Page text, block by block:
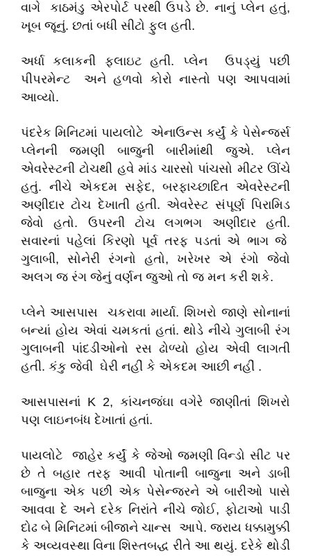
વાગે કાઠમંડુ એરપોર્ટ પરથી ઉપડે છે. નાનું પ્લેન હતું,
ખૂબ જૂનું. છતાં બધી સીટો ફુલ હતી.
અર્ધા કલાકની ફ્લાઇટ હતી. પ્લેન ઉપડ્યું પછી
પીપરમેન્ટ અને હળવો કોરો નાસ્તો પણ આપવામાં
આવ્યો.
પંદરેક મિનિટમાં પાયલોટે એનાઉન્સ કર્યું કે પેસેન્જર્સ
પ્લેનની જમણી બાજુની બારીમાંથી જુએ. પ્લેન
એવરેસ્ટની ટોચથી હવે માંડ ચારસો પાંચસો મીટર ઊંચે
હતું. નીચે એકદમ સફેદ, બરફાચ્છાદિત એવરેસ્ટની
અણીદાર ટોચ દેખાતી હતી. એવરેસ્ટ સંપૂર્ણ પિરામિડ
જેવો હતો. ઉપરની ટોચ લગભગ અણીદાર હતી.
સવારનાં પહેલાં કિરણો પૂર્વ તરફ પડતાં એ ભાગ જે
ગુલાબી, સોનેરી રંગનો હતો, ખરેખર એ રંગો જેવો
અલગ જ રંગ જેનું વર્ણન જુઓ તો જ મન કરી શકે.
પ્લેને આસપાસ ચકરાવા માર્યા. શિખરો જાણે સોનાનાં
બન્યાં હોય એવાં ચમકતાં હતાં. થોડે નીચે ગુલાબી રંગ
ગુલાબની પાંદડીઓનો રસ ઢોળ્યો હોય એવી લાગતી
હતી. કંકુ જેવી ઘેરી નહીં કે એકદમ આછી નહીં .
આસપાસનાં K 2, કાંચનજંઘા વગેરે જાણીતાં શિખરો
પણ લાઇનબંધ દેખાતાં હતાં.
પાયલોટે જાહેર કર્યું કે જેઓ જમણી વિન્ડો સીટ પર
છે તે બહાર તરફ આવી પોતાની બાજુના અને ડાબી
બાજુના એક પછી એક પેસેન્જરને એ બારીઓ પાસે
આવવા દે અને દરેક નિરાંતે નીચે જોઈ, ફોટાઓ પાડી
દોઢ બે મિનિટમાં બીજાને ચાન્સ આપે. જરાય ધક્કામુક્કી
કે અવ્યવસ્થા વિના શિસ્તબદ્ધ રીતે આ થયું. દરેકે થોડી